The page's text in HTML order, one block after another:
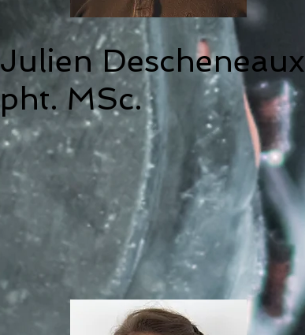
Julien Descheneaux
pht. MSc.